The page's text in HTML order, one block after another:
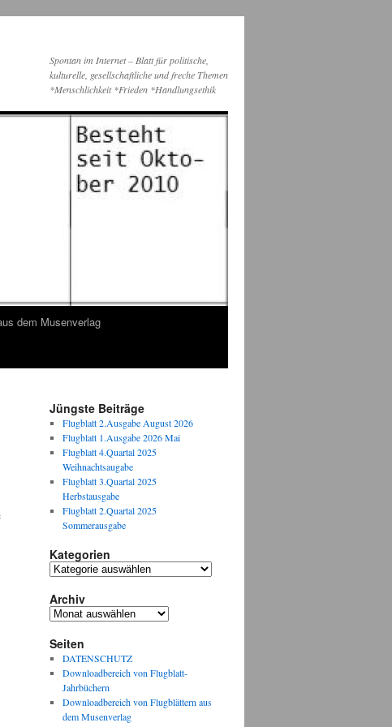
Spontan im Internet – Blatt für politische,
kulturelle, gesellschaftliche und freche Themen
*Menschlichkeit *Frieden *Handlungsethik
dem Musenverlag
Jüngste Beiträge
Flugblatt 2.Ausgabe August 2026
Flugblatt 1.Ausgabe 2026 Mai
Flugblatt 4.Quartal 2025
Weihnachtsaugabe
Flugblatt 3.Quartal 2025
Herbstausgabe
Flugblatt 2.Quartal 2025
Sommerausgabe
Kategorien
Kategorien
Archiv
Archiv
Seiten
DATENSCHUTZ
Downloadbereich von Flugblatt-
Jahrbüchern
Downloadbereich von Flugblättern aus
dem Musenverlag